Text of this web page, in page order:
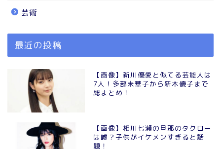
芸術
最近の投稿
【画像】新川優愛と似てる芸能人は
7人！多部未華子から新木優子まで
総まとめ！
【画像】相川七瀬の旦那のタクロー
は嘘？子供がイケメンすぎると話
題！